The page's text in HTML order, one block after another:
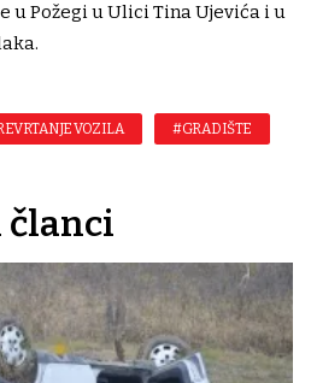
u Požegi u Ulici Tina Ujevića i u
VOZILA #GRADIŠTE
članci